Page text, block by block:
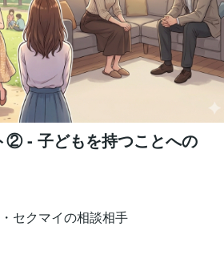
② ‐ 子どもを持つことへの
セクマイの相談相手